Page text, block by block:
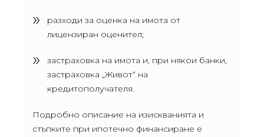
разходи за оценка на имота от
лицензиран оценител;
застраховка на имота и, при някои банки,
застраховка „Живот“ на
кредитополучателя.
Подробно описание на изискванията и
стъпките при ипотечно финансиране е